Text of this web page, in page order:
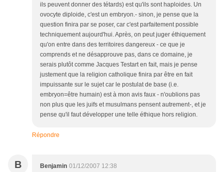
ils peuvent donner des tétards) est qu'ils sont haploides. Un
ovocyte diploide, c'est un embryon.- sinon, je pense que la
question finira par se poser, car c'est parfaitement possible
techniquement aujourd'hui. Après, on peut juger éthiquement
qu'on entre dans des territoires dangereux - ce que je
comprends et ne désapprouve pas, dans ce domaine, je
serais plutôt comme Jacques Testart en fait, mais je pense
justement que la religion catholique finira par être en fait
impuissante sur le sujet car le postulat de base (i.e.
embryon=être humain) est à mon avis faux - n'oublions pas
non plus que les juifs et musulmans pensent autrement-, et je
pense qu'il faut développer une telle éthique hors religion.
Répondre
B Benjamin 01/12/2007 12:38